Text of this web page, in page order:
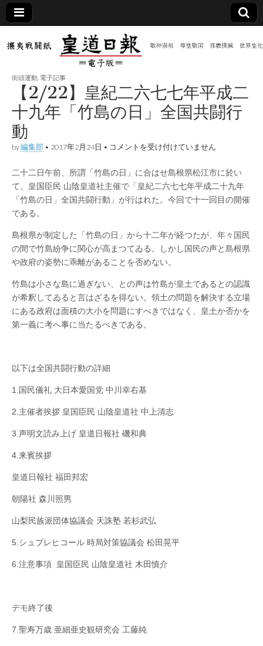
皇道
日報
（防
共新
聞）
電子
版
敬神
尊皇
｜昭
和八
年創
刊
皇道
実
践
攘夷
紙
街頭運動 電子記事
【2/22】皇紀二六七七年平成二
十九年「竹島の日」全国共闘行
動
by編集部 • 2017年2月24日 • 【2/22】
二
六
七
七
成
二
十
九
年
島
の
日」
全
国
は
コメントを受け付けていません
二十二日午前、所謂「竹島の日」に合はせ島根県松江市に於い
て、皇国臣民 山陰皇道社主催で「皇紀二六七七年平成二十九年
「竹島の日」全国共闘行動」が行はれた。今回で十一回目の開催
である。
島根県が制定した「竹島の日」から十二年が経つたが、年々国民
の間で竹島紛争に関心が高まつてゐる。しかし国民の声と島根県
や政府の姿勢に乖離があることを否めない。
竹島は小さな島に過ぎない、との声は竹島が皇土であるとの認識
が希釈してゐると言はざるを得ない。領土の問題を解決する立場
にある政府は面積の大小を問題にすべきではなく、皇土か否かを
第一義に考へ事に当たるべきである。
以下は全国共闘行動の詳細
1.国民儀礼 大日本愛国党 中川幸右基
2.主催者挨拶 皇国臣民 山陰皇道社 中上清志
3.声明文読み上げ 皇道日報社 磯和典
4.来賓挨拶
皇道日報社 福田邦宏
朝陽社 森川照男
山梨民族派団体協議会 天誅塾 若杉武弘
5.シュプレヒコール 時局対策協議会 松田晃平
6.注意事項 皇国臣民 山陰皇道社 木田慎介
デモ終了後
7.聖寿万歳 亜細亜史観研究会 工藤純